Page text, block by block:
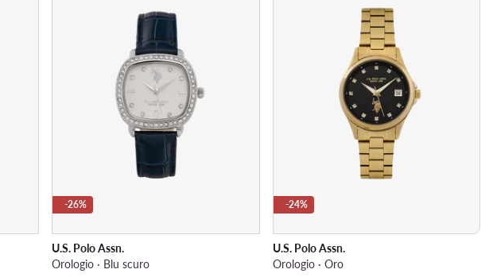
-26%
U.S. Polo Assn.
Orologio · Blu scuro
-24%
U.S. Polo Assn.
Orologio · Oro